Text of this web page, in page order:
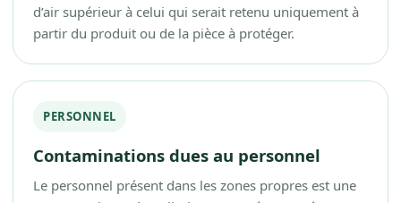
d’air supérieur à celui qui serait retenu uniquement à
partir du produit ou de la pièce à protéger.
PERSONNEL
Contaminations dues au personnel
Le personnel présent dans les zones propres est une